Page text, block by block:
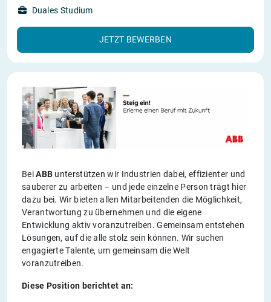
Duales Studium
JETZT BEWERBEN
BeiABB unterstützen wir Industrien dabei, effizienter und
sauberer zu arbeiten – und jede einzelne Person trägt hier
dazu bei. Wir bieten allen Mitarbeitenden die Möglichkeit,
Verantwortung zu übernehmen und die eigene
Entwicklung aktiv voranzutreiben. Gemeinsam entstehen
Lösungen, auf die alle stolz sein können. Wir suchen
engagierte Talente, um gemeinsam die Welt
voranzutreiben.
Diese Position berichtet an: